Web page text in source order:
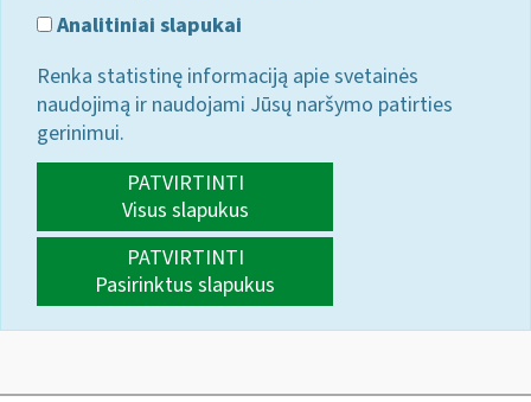
Analitiniai slapukai
Renka statistinę informaciją apie svetainės
naudojimą ir naudojami Jūsų naršymo patirties
gerinimui.
PATVIRTINTI
Visus slapukus
PATVIRTINTI
Pasirinktus slapukus